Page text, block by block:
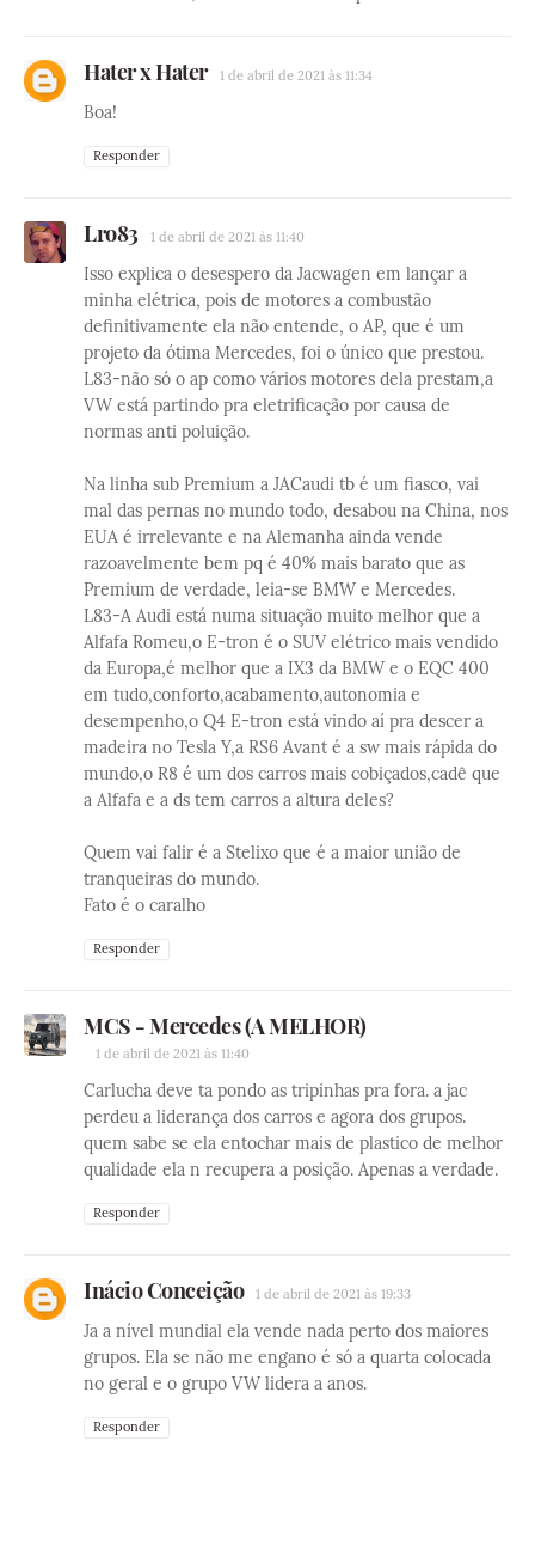
Hater x Hater 1 de abril de 2021 às 11:34
Boa!
Responder
Lro83 1 de abril de 2021 às 11:40
Isso explica o desespero da Jacwagen em lançar a
minha elétrica, pois de motores a combustão
definitivamente ela não entende, o AP, que é um
projeto da ótima Mercedes, foi o único que prestou.
L83-não só o ap como vários motores dela prestam,a
VW está partindo pra eletrificação por causa de
normas anti poluição.
Na linha sub Premium a JACaudi tb é um fiasco, vai
mal das pernas no mundo todo, desabou na China, nos
EUA é irrelevante e na Alemanha ainda vende
razoavelmente bem pq é 40% mais barato que as
Premium de verdade, leia-se BMW e Mercedes.
L83-A Audi está numa situação muito melhor que a
Alfafa Romeu,o E-tron é o SUV elétrico mais vendido
da Europa,é melhor que a IX3 da BMW e o EQC 400
em tudo,conforto,acabamento,autonomia e
desempenho,o Q4 E-tron está vindo aí pra descer a
madeira no Tesla Y,a RS6 Avant é a sw mais rápida do
mundo,o R8 é um dos carros mais cobiçados,cadê que
a Alfafa e a ds tem carros a altura deles?
Quem vai falir é a Stelixo que é a maior união de
tranqueiras do mundo.
Fato é o caralho
Responder
MCS - Mercedes (A MELHOR)
1 de abril de 2021 às 11:40
Carlucha deve ta pondo as tripinhas pra fora. a jac
perdeu a liderança dos carros e agora dos grupos.
quem sabe se ela entochar mais de plastico de melhor
qualidade ela n recupera a posição. Apenas a verdade.
Responder
Inácio Conceição 1 de abril de 2021 às 19:33
Ja a nível mundial ela vende nada perto dos maiores
grupos. Ela se não me engano é só a quarta colocada
no geral e o grupo VW lidera a anos.
Responder